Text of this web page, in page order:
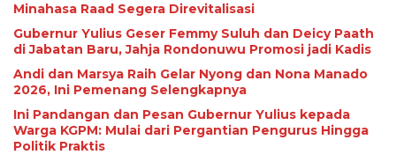
Minahasa Raad Segera Direvitalisasi
Gubernur Yulius Geser Femmy Suluh dan Deicy Paath
di Jabatan Baru, Jahja Rondonuwu Promosi jadi Kadis
Andi dan Marsya Raih Gelar Nyong dan Nona Manado
2026, Ini Pemenang Selengkapnya
Ini Pandangan dan Pesan Gubernur Yulius kepada
Warga KGPM: Mulai dari Pergantian Pengurus Hingga
Politik Praktis